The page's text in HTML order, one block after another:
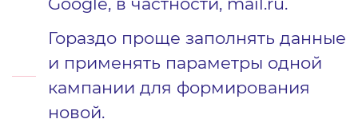
Гораздо проще заполнять данные
и применять параметры одной
кампании для формирования
новой.